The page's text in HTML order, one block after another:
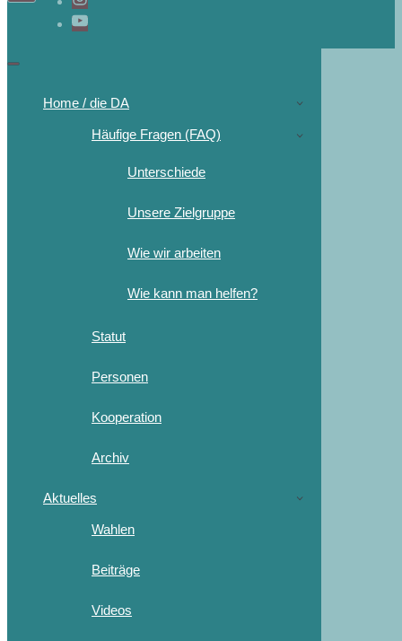
Home / die DA
Häufige Fragen (FAQ)
Unterschiede
Unsere Zielgruppe
Wie wir arbeiten
Wie kann man helfen?
Statut
Personen
Kooperation
Archiv
Aktuelles
Wahlen
Beiträge
Videos